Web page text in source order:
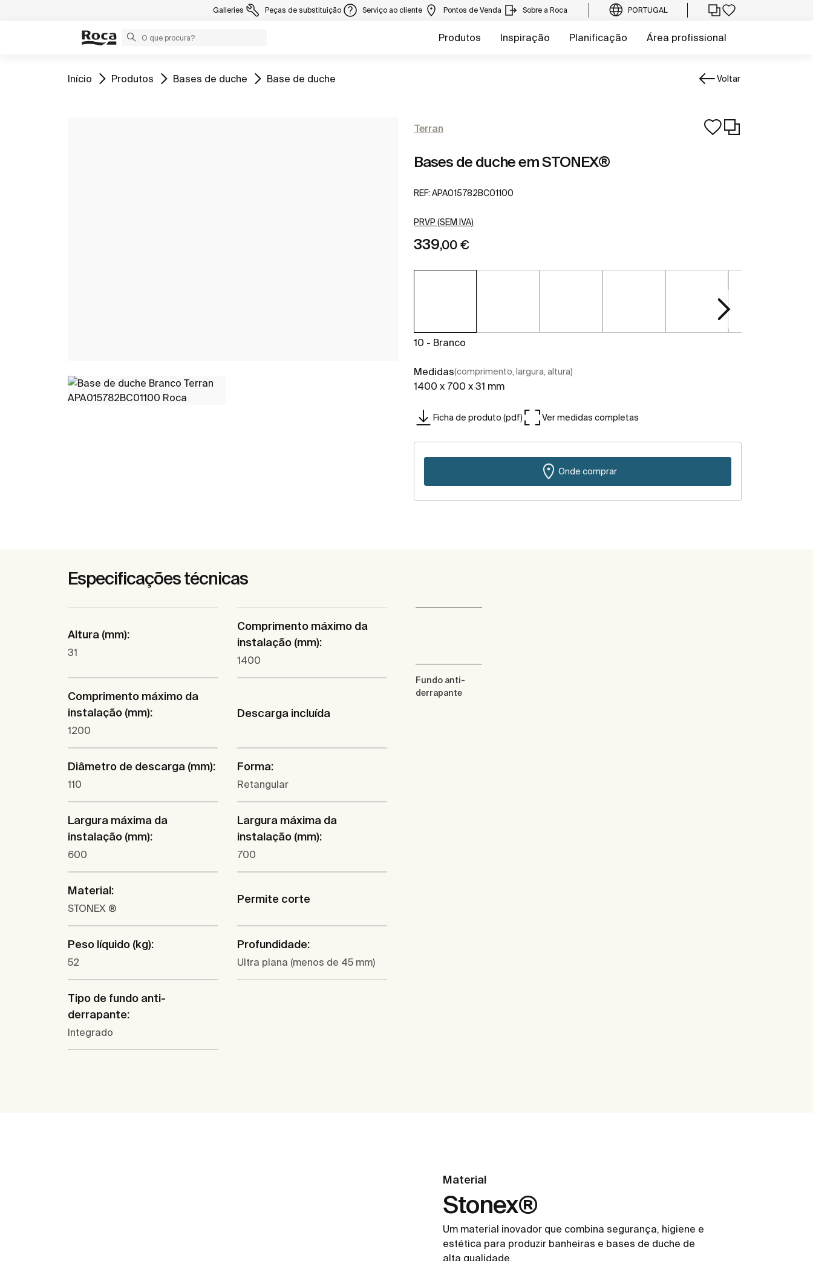
Galleries Peças de substituição Serviço ao cliente Pontos de Venda Sobre a Roca PORTUGAL
Produtos Inspiração Planificação Área profissional
Ir para
Início Ir para
Produtos Ir para
Bases de duche Ir para
Base de duche Voltar
Terran
Bases de duche em STONEX®
REF: APA015782BC01100
PRVP (SEM IVA)
339,00 €
10 - Branco
Medidas(comprimento, largura, altura)
1400 x 700 x 31 mm
Ficha de produto (pdf) Ver medidas completas
Onde comprar
Especificações técnicas
Altura (mm):
31
Comprimento máximo da
instalação (mm):
1400
Comprimento máximo da
instalação (mm):
1200
Descarga incluída
Diâmetro de descarga (mm):
110
Forma:
Retangular
Largura máxima da
instalação (mm):
600
Largura máxima da
instalação (mm):
700
Material:
STONEX ®
Permite corte
Peso líquido (kg):
52
Profundidade:
Ultra plana (menos de 45 mm)
Tipo de fundo anti-
derrapante:
Integrado
Fundo anti-
derrapante
Material
Stonex®
Um material inovador que combina segurança, higiene e
estética para produzir banheiras e bases de duche de
alta qualidade.